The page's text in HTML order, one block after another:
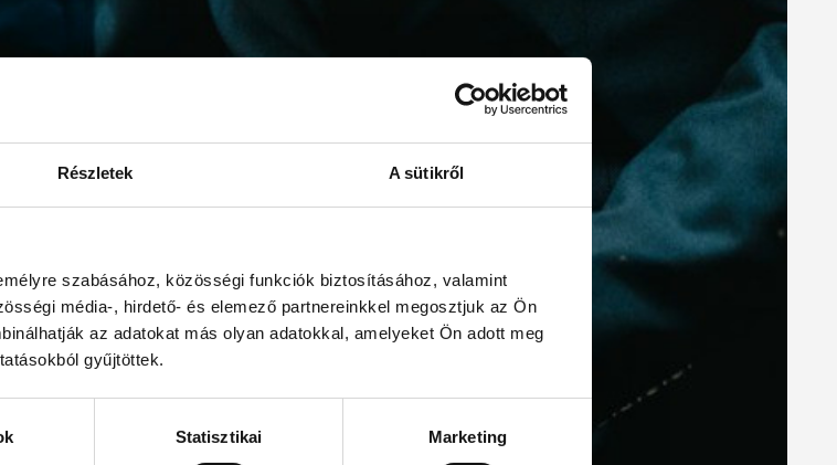
Részletek A sütikről
szabásához, közösségi funkciók biztosításához, valamint
média-, hirdető- és elemező partnereinkkel megosztjuk az Ön
az adatokat más olyan adatokkal, amelyeket Ön adott meg
gyűjtöttek.
Statisztikai Marketing